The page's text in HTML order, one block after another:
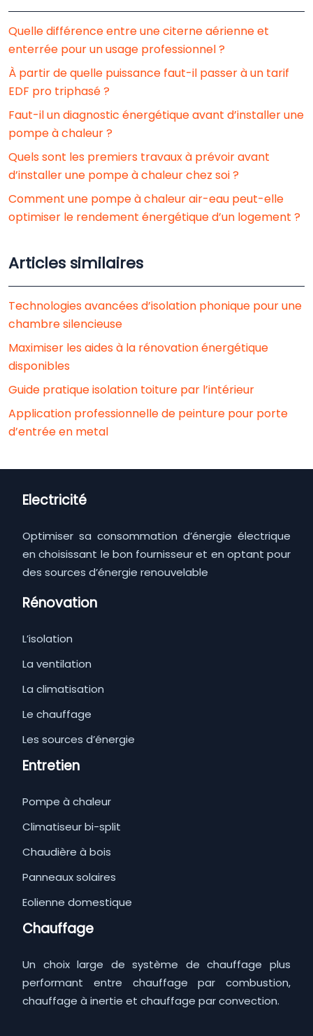
Quelle différence entre une citerne aérienne et
enterrée pour un usage professionnel ?
À partir de quelle puissance faut-il passer à un tarif
EDF pro triphasé ?
Faut-il un diagnostic énergétique avant d’installer une
pompe à chaleur ?
Quels sont les premiers travaux à prévoir avant
d’installer une pompe à chaleur chez soi ?
Comment une pompe à chaleur air-eau peut-elle
optimiser le rendement énergétique d’un logement ?
Articles similaires
Technologies avancées d’isolation phonique pour une
chambre silencieuse
Maximiser les aides à la rénovation énergétique
disponibles
Guide pratique isolation toiture par l’intérieur
Application professionnelle de peinture pour porte
d’entrée en metal
Electricité
Optimiser sa consommation d’énergie électrique
en choisissant le bon fournisseur et en optant pour
des sources d’énergie renouvelable
Rénovation
L’isolation
La ventilation
La climatisation
Le chauffage
Les sources d’énergie
Entretien
Pompe à chaleur
Climatiseur bi-split
Chaudière à bois
Panneaux solaires
Eolienne domestique
Chauffage
Un choix large de système de chauffage plus
performant entre chauffage par combustion,
chauffage à inertie et chauffage par convection.